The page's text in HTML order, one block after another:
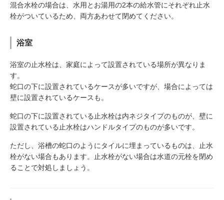
混合水栓の場合は、水用とお湯用の2本の給水管にそれぞれ止水
栓がついているため、両方あわせて閉めてください。
浴室
浴室の止水栓は、家庭によって設置されている場所が異なりま
す。
蛇口の下に設置されているケースが多いですが、場合によっては
壁に設置されているケースも。
蛇口の下に設置されている止水栓は内ネジタイプのものが、壁に
設置されている止水栓はハンドルタイプのものが多いです。
ただし、浴槽の蛇口のようにタイルに埋まっているものは、止水
栓がない場合もあります。止水栓がない場合は水道の元栓を閉め
ることで対処しましょう。